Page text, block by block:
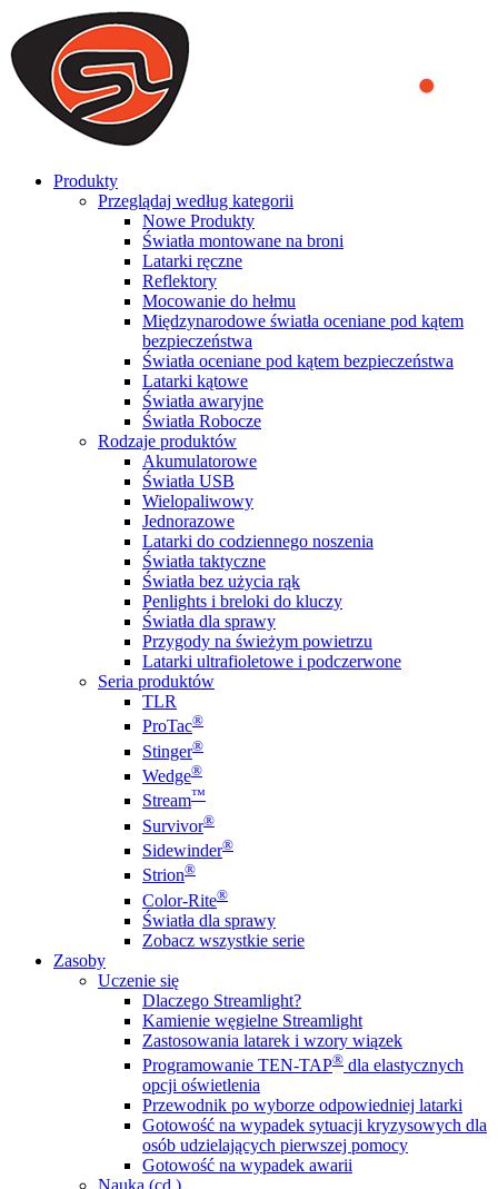
We use cookies to ensure that we provide you the best experience
on our website. By continuing to browse this website, you accept
that cookies are used to help us analyze how the website is used and
to offer you a better experience. To learn more or to find out how
you can disable cookies, you can access our
Produkty
Przeglądaj według kategorii
Nowe Produkty
Światła montowane na broni
Latarki ręczne
Reflektory
Mocowanie do hełmu
Międzynarodowe światła oceniane pod kątem
bezpieczeństwa
Światła oceniane pod kątem bezpieczeństwa
Latarki kątowe
Światła awaryjne
Światła Robocze
Rodzaje produktów
Akumulatorowe
Światła USB
Wielopaliwowy
Jednorazowe
Latarki do codziennego noszenia
Światła taktyczne
Światła bez użycia rąk
Penlights i breloki do kluczy
Światła dla sprawy
Przygody na świeżym powietrzu
Latarki ultrafioletowe i podczerwone
Seria produktów
TLR
ProTac®
Stinger®
Wedge®
Stream™
Survivor®
Sidewinder®
Strion®
Color-Rite®
Światła dla sprawy
Zobacz wszystkie serie
Zasoby
Uczenie się
Dlaczego Streamlight?
Kamienie węgielne Streamlight
Zastosowania latarek i wzory wiązek
Programowanie TEN-TAP® dla elastycznych
opcji oświetlenia
Przewodnik po wyborze odpowiedniej latarki
Gotowość na wypadek sytuacji kryzysowych dla
osób udzielających pierwszej pomocy
Gotowość na wypadek awarii
Nauka (cd.)